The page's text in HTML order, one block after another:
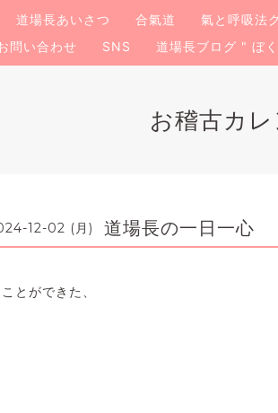
道場長あいさつ 合氣道 氣と呼吸法
問い合わせ SNS 道場長ブログ " ぼ
お稽古カ
12-02 (月) 道場長の一日一心
とができた、